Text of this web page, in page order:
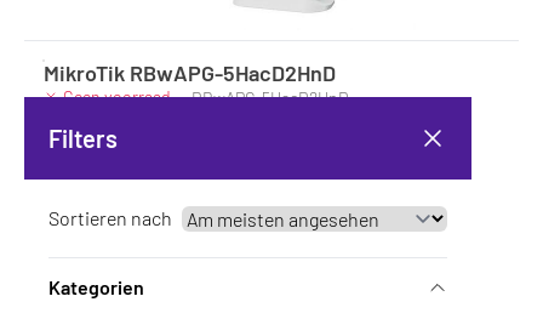
Filters
Sortieren nach
Kategorien
MikroTik RBwAPG-5HacD2HnD
Geen voorraad · RBwAPG-5HacD2HnD
60,-